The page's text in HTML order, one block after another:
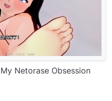
My Netorase Obsession